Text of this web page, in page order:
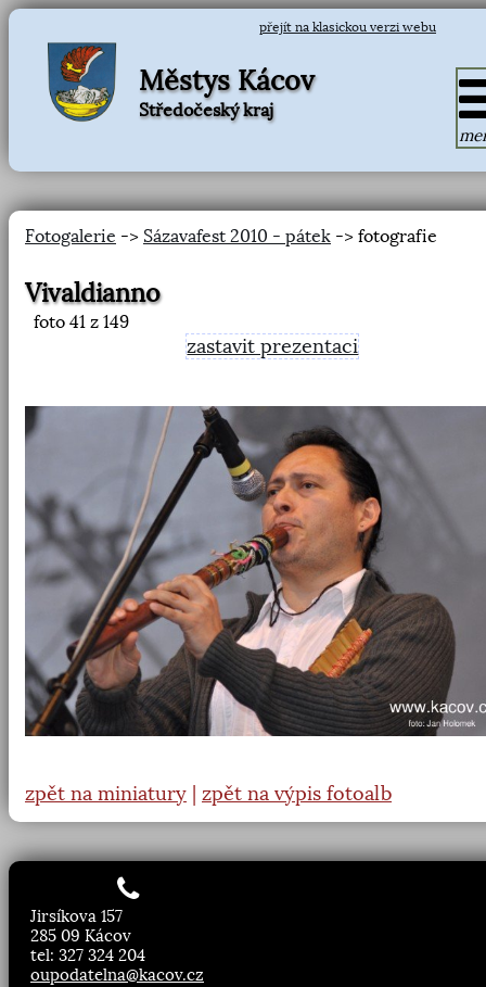
přejít na klasickou verzi webu
Městys Kácov
Středočeský kraj
Fotogalerie -> Sázavafest 2010 - pátek -> fotografie
Vivaldianno
foto 41 z 149
zastavit prezentaci
zpět na miniatury zpět na výpis fotoalb
Jirsíkova 157
285 09 Kácov
tel: 327 324 204
oupodatelna@kacov.cz